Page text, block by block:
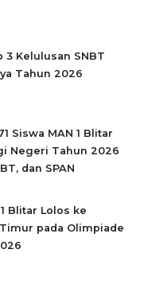
3 Kelulusan SNBT
Tahun 2026
Siswa MAN 1 Blitar
Negeri Tahun 2026
dan SPAN
Blitar Lolos ke
pada Olimpiade